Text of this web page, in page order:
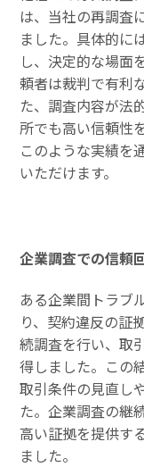
は、当社の再調査
ました。具体的に
し、決定的な場面
頼者は裁判で有利
た、調査内容が法
所でも高い信頼性
このような実績を
いただけます。
企業調査での信頼
ある企業間トラブ
り、契約違反の証
続調査を行い、取
得しました。この
取引条件の見直し
た。企業調査の継
高い証拠を提供す
ました。